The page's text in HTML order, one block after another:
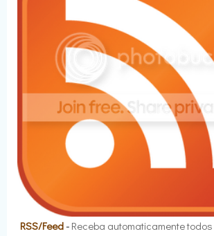
RSS/Feed- Receba automaticamente